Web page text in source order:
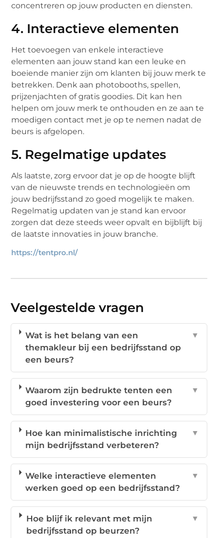
concentreren op jouw producten en diensten.
4. Interactieve elementen
Het toevoegen van enkele interactieve
elementen aan jouw stand kan een leuke en
boeiende manier zijn om klanten bij jouw merk te
betrekken. Denk aan photobooths, spellen,
prijzenjachten of gratis goodies. Dit kan hen
helpen om jouw merk te onthouden en ze aan te
moedigen contact met je op te nemen nadat de
beurs is afgelopen.
5. Regelmatige updates
Als laatste, zorg ervoor dat je op de hoogte blijft
van de nieuwste trends en technologieën om
jouw bedrijfsstand zo goed mogelijk te maken.
Regelmatig updaten van je stand kan ervoor
zorgen dat deze steeds weer opvalt en bijblijft bij
de laatste innovaties in jouw branche.
https://tentpro.nl/
Veelgestelde vragen
Wat is het belang van een
themakleur bij een bedrijfsstand op
een beurs?
▼
Waarom zijn bedrukte tenten een
goed investering voor een beurs?
▼
Hoe kan minimalistische inrichting
mijn bedrijfsstand verbeteren?
▼
Welke interactieve elementen
werken goed op een bedrijfsstand?
▼
Hoe blijf ik relevant met mijn
bedrijfsstand op beurzen?
▼